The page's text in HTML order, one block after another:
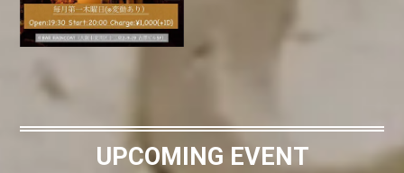
UPCOMING EVENT